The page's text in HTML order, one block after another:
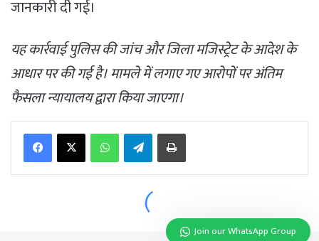
Join our WhatsApp Group